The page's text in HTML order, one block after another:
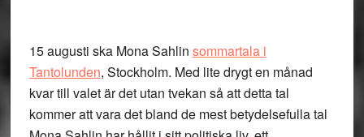
15 augusti ska Mona Sahlin sommartala i
Tantolunden, Stockholm. Med lite drygt en månad
kvar till valet är det utan tvekan så att detta tal
kommer att vara det bland de mest betydelsefulla tal